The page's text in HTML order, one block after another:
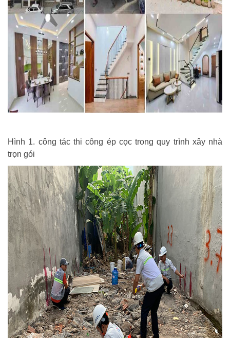
Hình 1. công tác thi công ép cọc trong quy trình xây nhà
trọn gói